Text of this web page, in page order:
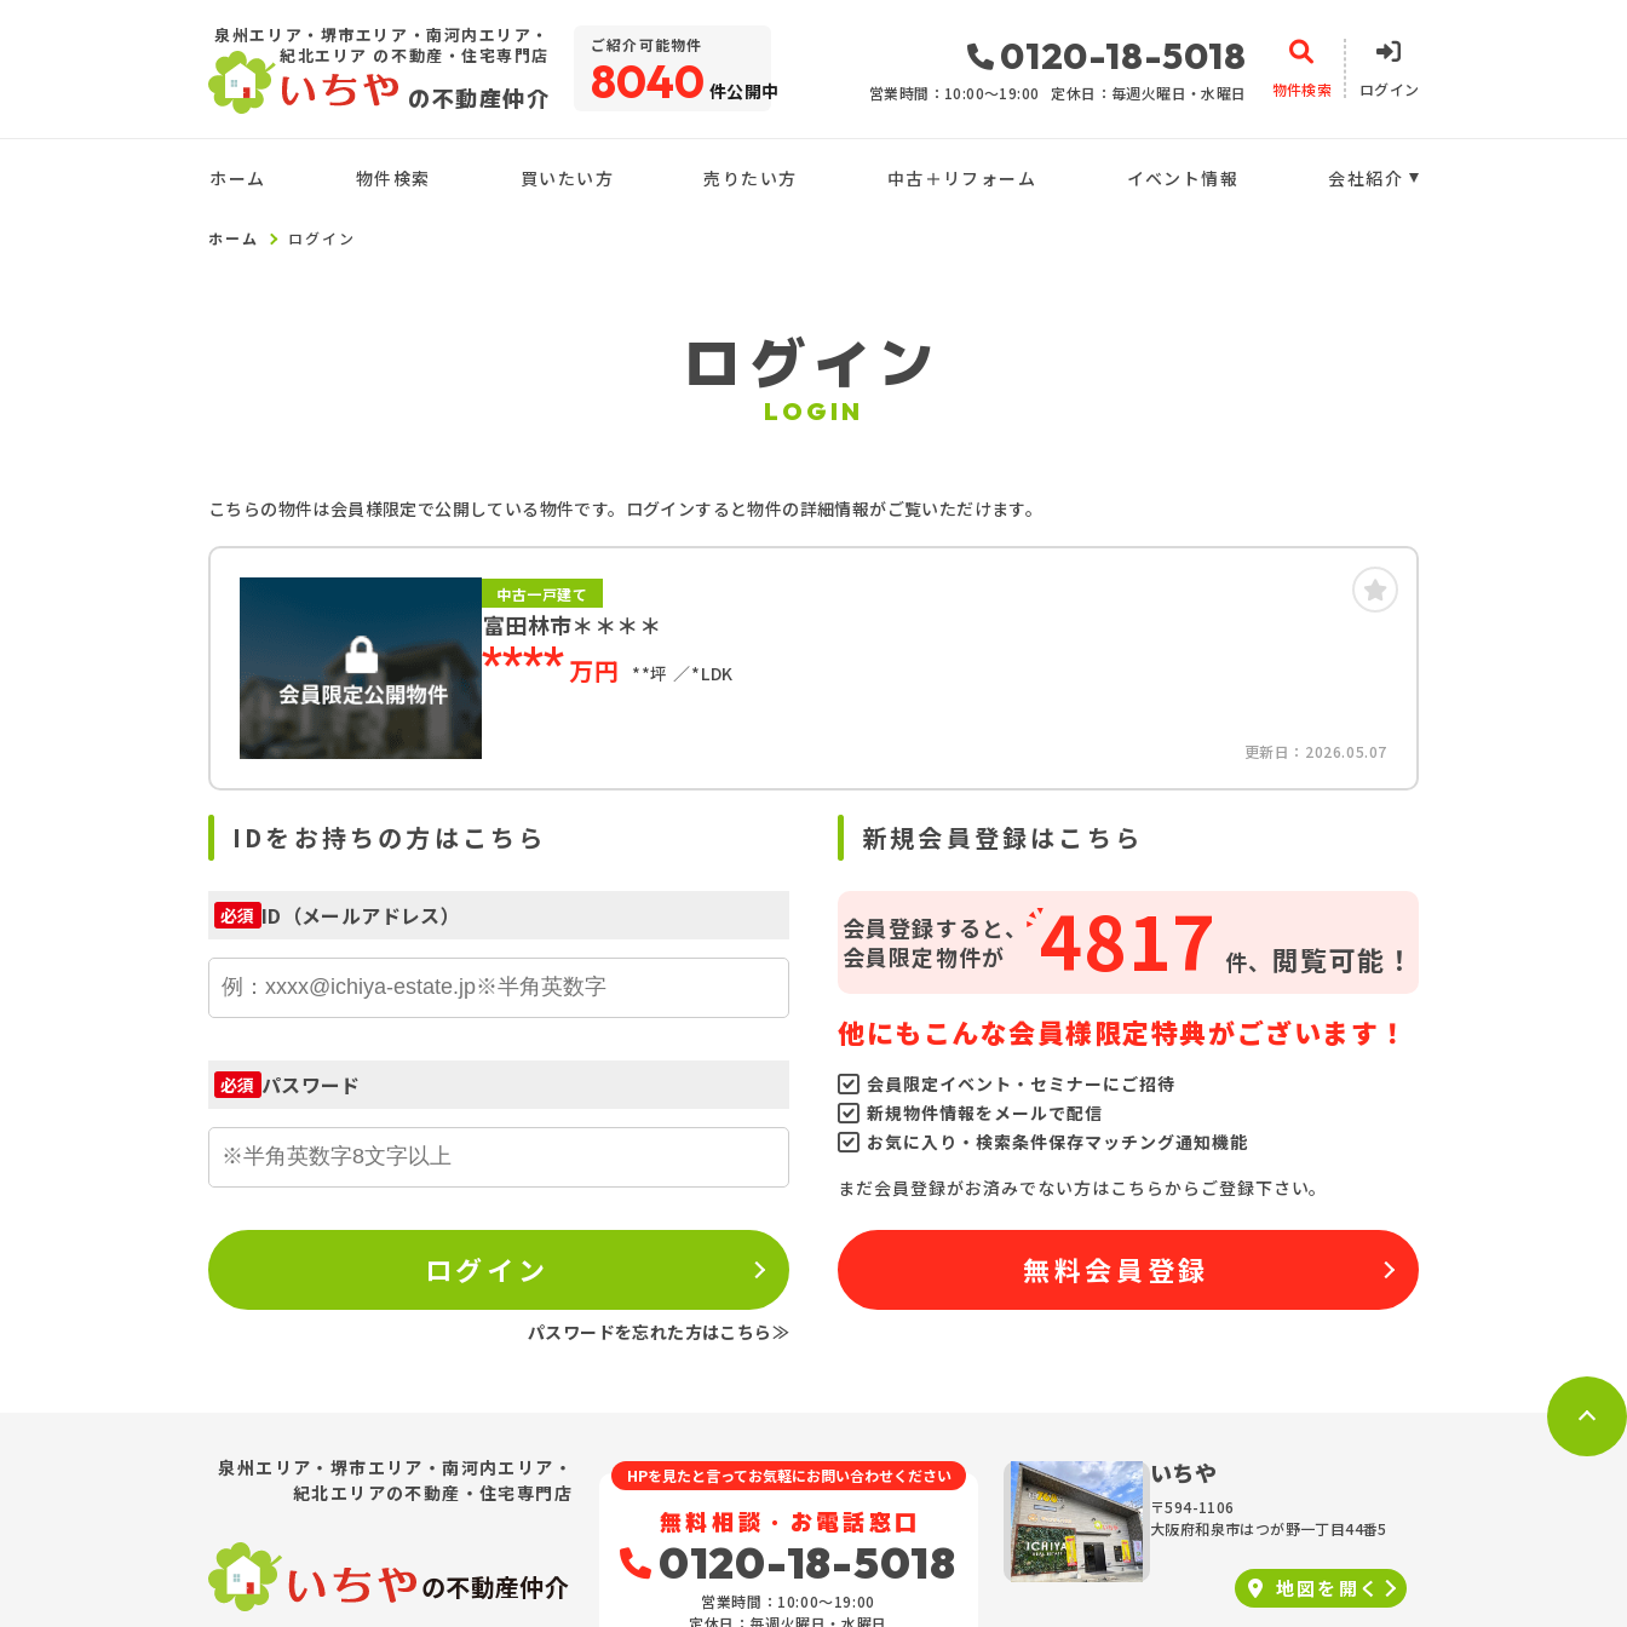
泉州エリア・堺市エリア・南河内エリア・
紀北エリア の不動産・住宅専門店
の不動産仲介
ご紹介可能物件
8040 件公開中
0120-18-5018
営業時間：10:00〜19:00 定休日：毎週火曜日・水曜日 物件検索 ログイン
ホーム 物件検索 買いたい方 売りたい方 中古＋リフォーム イベント情報 会社紹介
ホーム ログイン
ログイン
LOGIN
こちらの物件は会員様限定で公開している物件です。ログインすると物件の詳細情報がご覧いただけます。
中古一戸建て
富田林市＊＊＊＊
****万円 **坪 *LDK
更新日：2026.05.07
IDをお持ちの方はこちら
必須 ID（メールアドレス）
必須 パスワード
ログイン
パスワードを忘れた方はこちら≫
新規会員登録はこちら
会員登録すると、
会員限定物件が
4817 件、 閲覧可能！
他にもこんな会員様限定特典がございます！
会員限定イベント・セミナーにご招待
新規物件情報をメールで配信
お気に入り・検索条件保存マッチング通知機能
まだ会員登録がお済みでない方はこちらからご登録下さい。
無料会員登録
泉州エリア・堺市エリア・南河内エリア・
紀北エリアの不動産・住宅専門店
の不動産仲介
HPを見たと言ってお気軽にお問い合わせください
無料相談・お電話窓口
0120-18-5018
営業時間：10:00〜19:00
いちや
〒594-1106
大阪府和泉市はつが野一丁目44番5
地図を 開く